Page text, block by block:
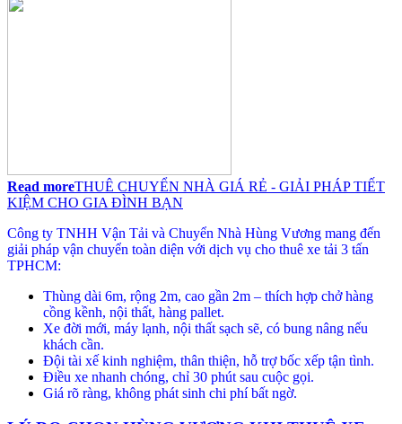
Read moreTHUÊ CHUYỂN NHÀ GIÁ RẺ - GIẢI PHÁP TIẾT
KIỆM CHO GIA ĐÌNH BẠN
Công ty TNHH Vận Tải và Chuyển Nhà Hùng Vương mang đến
giải pháp vận chuyển toàn diện với dịch vụ cho thuê xe tải 3 tấn
TPHCM:
Thùng dài 6m, rộng 2m, cao gần 2m – thích hợp chở hàng
cồng kềnh, nội thất, hàng pallet.
Xe đời mới, máy lạnh, nội thất sạch sẽ, có bung nâng nếu
khách cần.
Đội tài xế kinh nghiệm, thân thiện, hỗ trợ bốc xếp tận tình.
Điều xe nhanh chóng, chỉ 30 phút sau cuộc gọi.
Giá rõ ràng, không phát sinh chi phí bất ngờ.